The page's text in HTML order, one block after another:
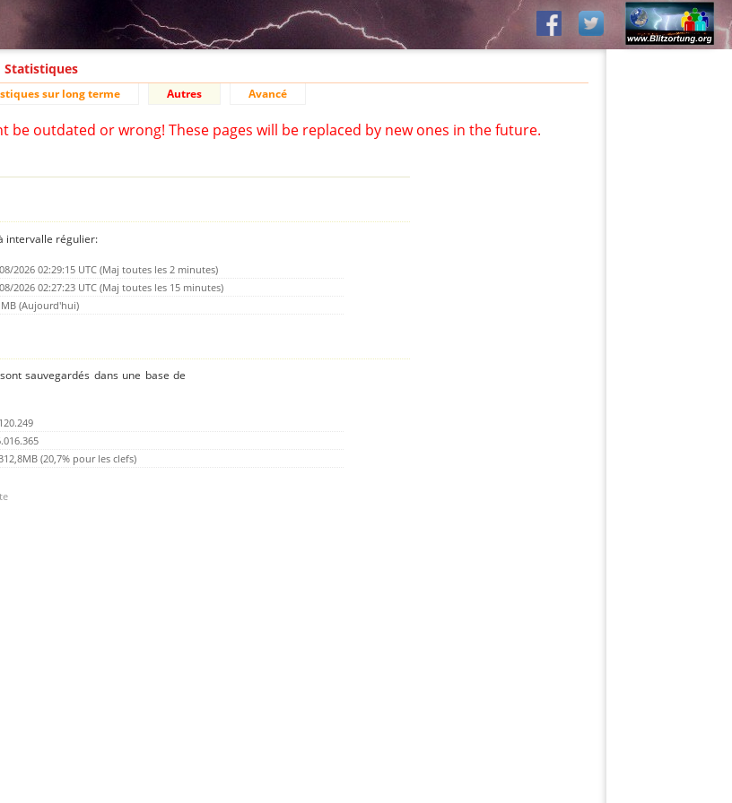
Statistiques
sur long terme Autres Avancé
be outdated or wrong! These pages will be replaced by new ones in the future.
intervalle régulier:
2026 02:29:15 UTC (Maj toutes les 2 minutes)
2026 02:27:23 UTC (Maj toutes les 15 minutes)
MB (Aujourd'hui)
sauvegardés dans une base de
(20,7% pour les clefs)